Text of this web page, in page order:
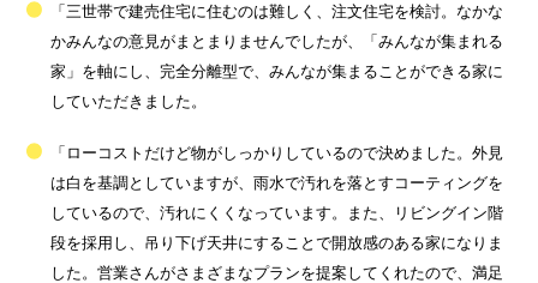
「三世帯で建売住宅に住むのは難しく、注文住宅を検討。なかな
かみんなの意見がまとまりませんでしたが、「みんなが集まれる
家」を軸にし、完全分離型で、みんなが集まることができる家に
していただきました。
「ローコストだけど物がしっかりしているので決めました。外見
は白を基調としていますが、雨水で汚れを落とすコーティングを
しているので、汚れにくくなっています。また、リビングイン階
段を採用し、吊り下げ天井にすることで開放感のある家になりま
した。営業さんがさまざまなプランを提案してくれたので、満足